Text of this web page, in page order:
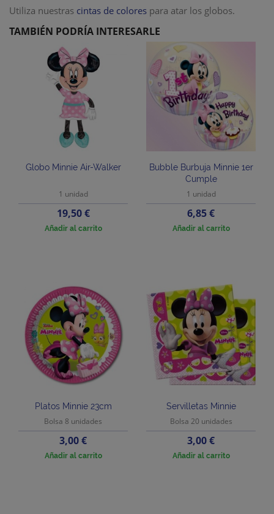
Utiliza nuestras cintas de colores para atar los globos.
TAMBIÉN PODRÍA INTERESARLE
Globo Minnie Air-Walker
1 unidad
Precio
19,50 €
Añadir al carrito
Bubble Burbuja Minnie 1er
Cumple
1 unidad
Precio
6,85 €
Añadir al carrito
Platos Minnie 23cm
Bolsa 8 unidades
Precio
3,00 €
Añadir al carrito
Servilletas Minnie
Bolsa 20 unidades
Precio
3,00 €
Añadir al carrito